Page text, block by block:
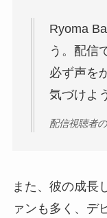
Ryoma
う。配信
必ず声を
気づけよ
配信視聴者
また、彼の成長
ァンも多く、デ